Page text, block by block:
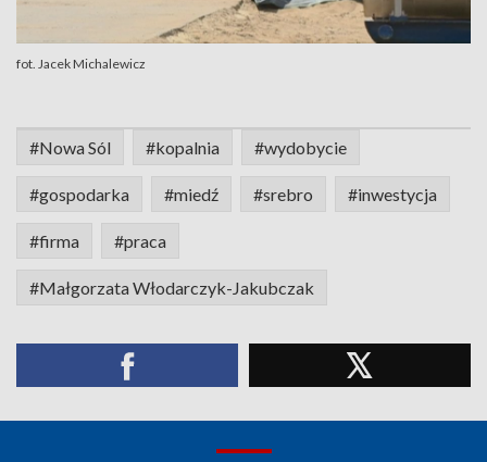
fot. Jacek Michalewicz
#Nowa Sól #kopalnia #wydobycie
#gospodarka #miedź #srebro #inwestycja
#firma #praca
#Małgorzata Włodarczyk-Jakubczak